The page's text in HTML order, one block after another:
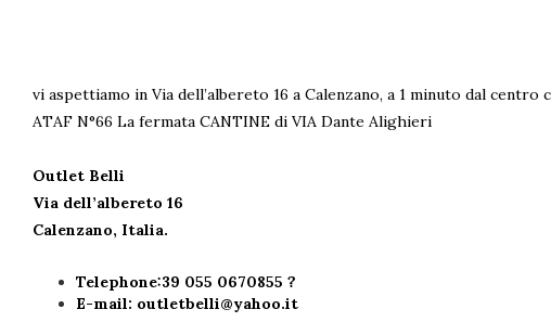
vi aspettiamo in Via dell’albereto 16 a Calenzano, a 1 minuto dal
ATAF N°66 La fermata CANTINE di VIA Dante Alighieri
Outlet Belli
Via dell’albereto 16
Calenzano, Italia.
Telephone:39 055 0670855 ?
E-mail: outletbelli@yahoo.it